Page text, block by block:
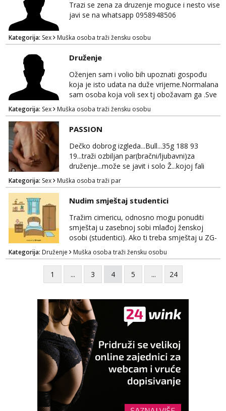
Trazi se zena za druzenje moguce i nesto vise
javi se na whatsapp 0958948506
Kategorija: Sex Muška osoba traži žensku osobu
Druženje
Oženjen sam i volio bih upoznati gospođu
koja je isto udata na duže vrijeme.Normalana
sam osoba koja voli sex tj obožavam ga .Sve
ostalo možemo srediti u hodu naravno
diskrecija mi je najvažnija.Prostor je moj
.Molim samo normalne osobe bez nekih
bonova zahtjeva i traženja novca sa bilo koje
strane.Ajmo uživati i svatko svojim putem
Kategorija: Sex Muška osoba traži žensku osobu
PASSION
Dečko dobrog izgleda...Bull...35g 188 93
19...traži ozbiljan par(bračni/ljubavni)za
druženje...može se javit i solo Ž...kojoj fali
uzbuđenja i strasti...područje otoka Murtera i
bliža okolica...WhatsApp...Telegram
Kategorija: Sex Muška osoba traži par
Nudim smještaj studentici
Tražim cimericu, odnosno mogu ponuditi
smještaj u zasebnoj sobi mlađoj ženskoj
osobi (studentici). Ako ti treba smještaj u ZG-
u, a ne želiš plaćati sobu i tako malo uštedjeti,
javi se na mail.
Kategorija: Druženje Muška osoba traži žensku osobu
1 ... 3 4 5 ... 24